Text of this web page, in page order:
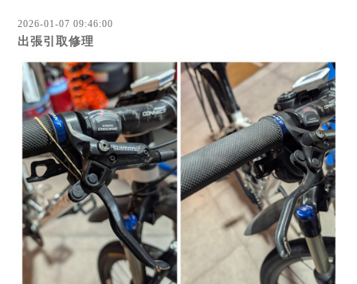
2026-01-07 09:46:00
出張引取修理